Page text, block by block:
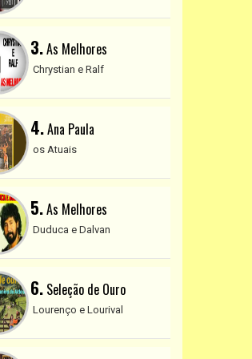
3.As Melhores
Chrystian e Ralf
4.Ana Paula
os Atuais
5.As Melhores
Duduca e Dalvan
6.Seleção de Ouro
Lourenço e Lourival